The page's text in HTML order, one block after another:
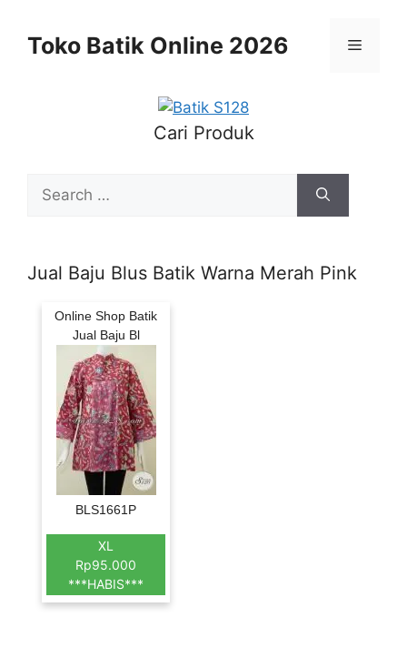
contentToko Batik Online 2026 Menu
Cari Produk
for:
Jual Baju Blus Batik Warna Merah Pink
Online Shop Batik
Jual Baju Bl
BLS1661P
XL
Rp95.000
***HABIS***